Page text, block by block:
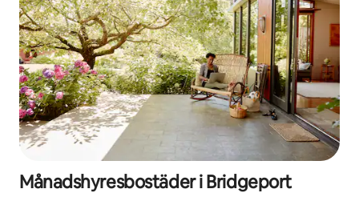
Månadshyresbostäder i Bridgeport